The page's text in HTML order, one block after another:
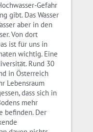
Gefahr
gibt. Das Wasser
aber in den
Von dort
ist für uns in
wichtig. Eine
Rund 30
in Österreich
Lebensraum
dass sich in
mehr
befinden. Der